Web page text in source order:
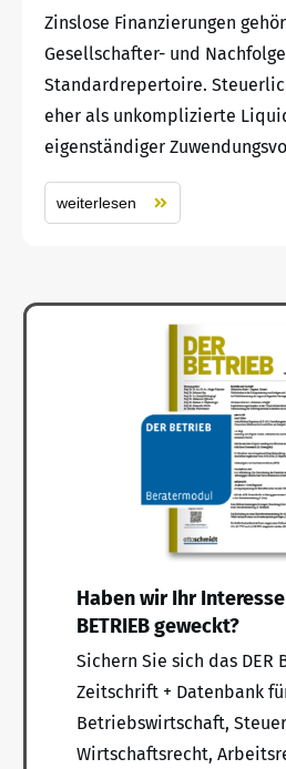
Zinslose Finanzierungen
Gesellschafter- und
Standardrepertoire.
eher als unkomplizierte
eigenständiger
weiterlesen
Haben wir Ihr Interesse
BETRIEB geweckt?
Sichern Sie sich das DER
Zeitschrift + Datenbank
Betriebswirtschaft,
Wirtschaftsrecht,